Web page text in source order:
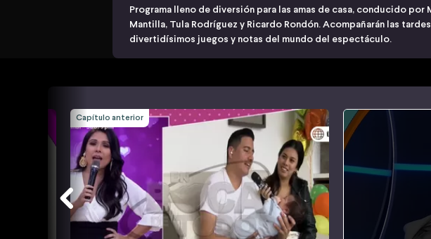
Programa lleno de diversión para las amas de casa, conducido por
Mantilla, Tula Rodríguez y Ricardo Rondón. Acompañarán las
divertidísimos juegos y notas del mundo del espectáculo.
Capítulo anterior